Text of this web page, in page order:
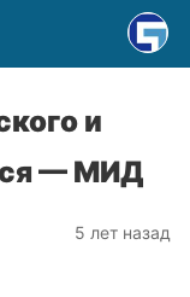
и
— МИД
5 лет назад